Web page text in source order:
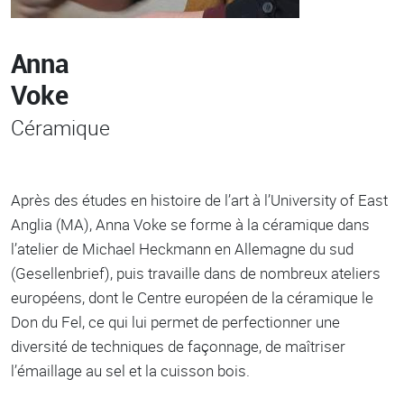
Anna
Voke
Céramique
Après des études en histoire de l’art à l’University of East
Anglia (MA), Anna Voke se forme à la céramique dans
l’atelier de Michael Heckmann en Allemagne du sud
(Gesellenbrief), puis travaille dans de nombreux ateliers
européens, dont le Centre européen de la céramique le
Don du Fel, ce qui lui permet de perfectionner une
diversité de techniques de façonnage, de maîtriser
l’émaillage au sel et la cuisson bois.